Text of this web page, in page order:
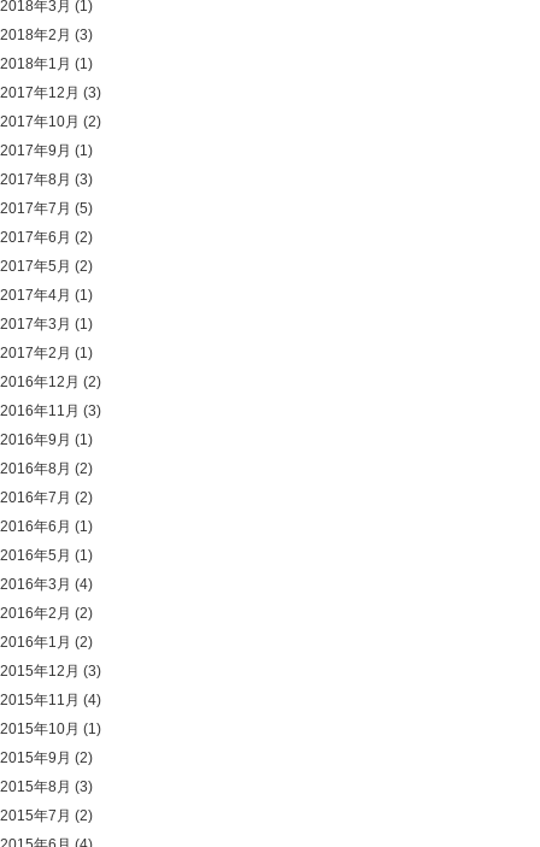
2018年3月 (1)
2018年2月 (3)
2018年1月 (1)
2017年12月 (3)
2017年10月 (2)
2017年9月 (1)
2017年8月 (3)
2017年7月 (5)
2017年6月 (2)
2017年5月 (2)
2017年4月 (1)
2017年3月 (1)
2017年2月 (1)
2016年12月 (2)
2016年11月 (3)
2016年9月 (1)
2016年8月 (2)
2016年7月 (2)
2016年6月 (1)
2016年5月 (1)
2016年3月 (4)
2016年2月 (2)
2016年1月 (2)
2015年12月 (3)
2015年11月 (4)
2015年10月 (1)
2015年9月 (2)
2015年8月 (3)
2015年7月 (2)